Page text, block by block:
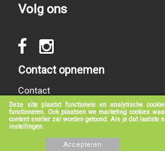
Deze site plaatst functionele en analytische
functioneren. Ook plaatsen we marketing cookies
content sneller zal worden getoond. Als je dat laatste
instellingen.
Accepteren
Volg ons
Contact opnemen
Contact
Algemene voorwaarden
Privacy